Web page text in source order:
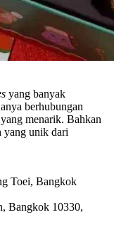
yang banyak
berhubungan
menarik. Bahkan
yang unik dari
Toei, Bangkok
Bangkok 10330,